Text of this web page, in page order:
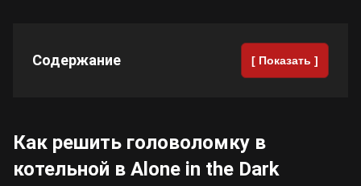
Содержание [ Показать ]
Как решить головоломку в
котельной в Alone in the Dark